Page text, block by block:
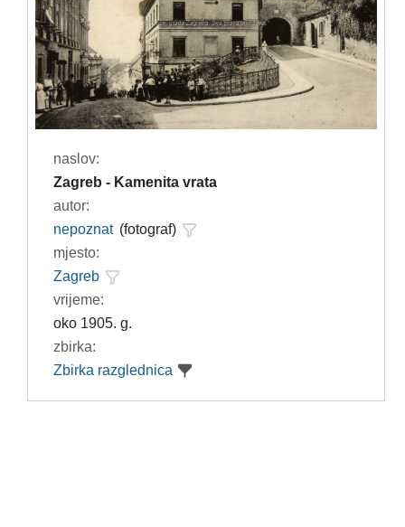
naslov:
Zagreb - Kamenita vrata
autor:
nepoznat (fotograf)
mjesto:
Zagreb
vrijeme:
oko 1905. g.
zbirka:
Zbirka razglednica